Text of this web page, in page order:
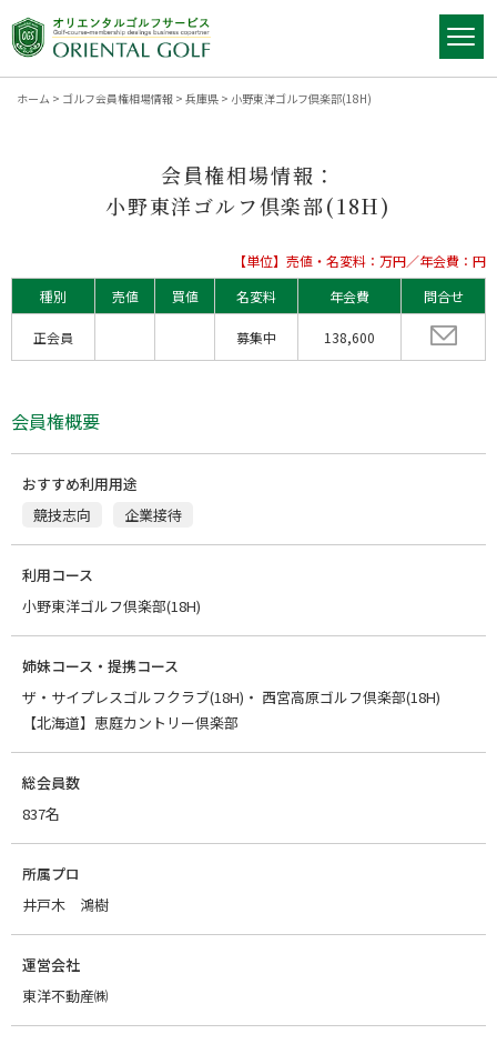
ホーム > ゴルフ会員権相場情報 > 兵庫県 > 小野東洋ゴルフ倶楽部(18H)
会員権相場情報：
小野東洋ゴルフ倶楽部(18H)
【単位】売値・名変料：万円／年会費：円
種別
売値 買値 名変料 年会費 問合せ
正会員 募集中 138,600
会員権概要
おすすめ利用用途
競技志向
企業接待
利用コース
小野東洋ゴルフ倶楽部(18H)
姉妹コース・提携コース
ザ・サイプレスゴルフクラブ(18H)
西宮高原ゴルフ倶楽部(18H)
【北海道】恵庭カントリー倶楽部
総会員数
837名
所属プロ
井戸木 鴻樹
運営会社
東洋不動産㈱